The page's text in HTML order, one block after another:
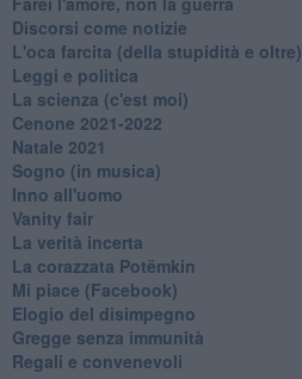
Discorsi come notizie
L'oca farcita (della stupidità e oltre)
Leggi e politica
La scienza (c'est moi)
Cenone 2021-2022
Natale 2021
Sogno (in musica)
Inno all'uomo
Vanity fair
La verità incerta
La corazzata Potëmkin
Mi piace (Facebook)
Elogio del disimpegno
Gregge senza immunità
Regali e convenevoli